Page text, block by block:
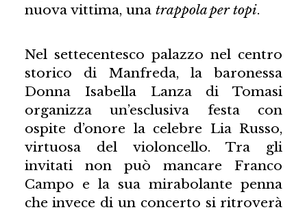
nuova vittima, una trappola per topi.
Nel settecentesco palazzo nel centro
storico di Manfreda, la baronessa
Donna Isabella Lanza di Tomasi
organizza un’esclusiva festa con
ospite d’onore la celebre Lia Russo,
virtuosa del violoncello. Tra gli
invitati non può mancare Franco
Campo e la sua mirabolante penna
che invece di un concerto si ritroverà